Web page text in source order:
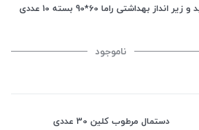
و زیر انداز بهداشتی راما 60*90 بسته 10 عددی
ناموجود
دستمال مرطوب کلین 30 عددی